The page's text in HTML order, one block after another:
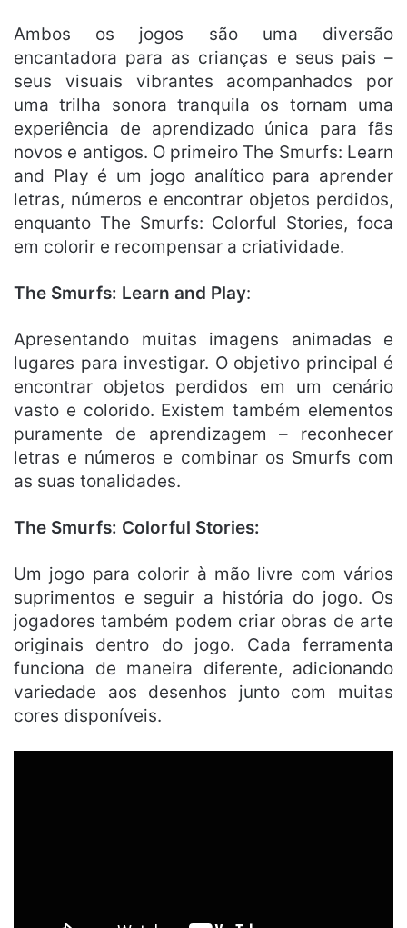
Ambos os jogos são uma diversão
encantadora para as crianças e seus pais –
seus visuais vibrantes acompanhados por
uma trilha sonora tranquila os tornam uma
experiência de aprendizado única para fãs
novos e antigos. O primeiro The Smurfs: Learn
and Play é um jogo analítico para aprender
letras, números e encontrar objetos perdidos,
enquanto The Smurfs: Colorful Stories, foca
em colorir e recompensar a criatividade.
The Smurfs: Learn and Play:
Apresentando muitas imagens animadas e
lugares para investigar. O objetivo principal é
encontrar objetos perdidos em um cenário
vasto e colorido. Existem também elementos
puramente de aprendizagem – reconhecer
letras e números e combinar os Smurfs com
as suas tonalidades.
The Smurfs: Colorful Stories:
Um jogo para colorir à mão livre com vários
suprimentos e seguir a história do jogo. Os
jogadores também podem criar obras de arte
originais dentro do jogo. Cada ferramenta
funciona de maneira diferente, adicionando
variedade aos desenhos junto com muitas
cores disponíveis.